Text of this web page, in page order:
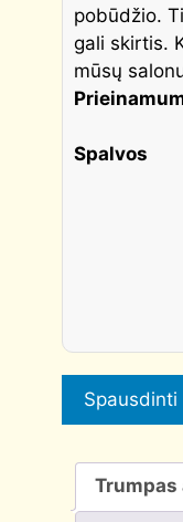
pobūdžio.
gali skirtis.
mūsų
Spalvos
Spausdinti
Trumpas